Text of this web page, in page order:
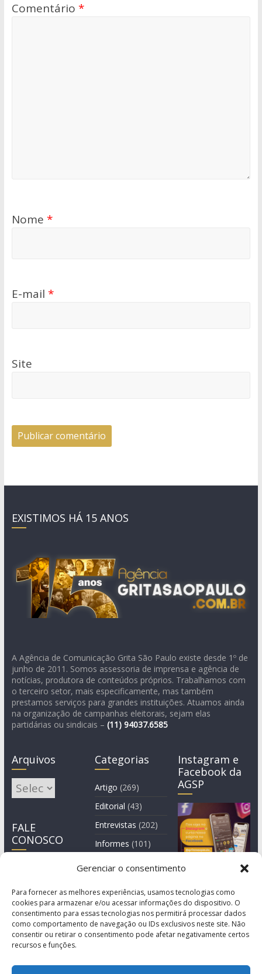
Gerenciar o consentimento
Para fornecer as melhores experiências, usamos tecnologias como
cookies para armazenar e/ou acessar informações do dispositivo. O
consentimento para essas tecnologias nos permitirá processar dados
como comportamento de navegação ou IDs exclusivos neste site. Não
consentir ou retirar o consentimento pode afetar negativamente certos
recursos e funções.
Comentário *
Nome *
E-mail *
Site
EXISTIMOS HÁ 15 ANOS
A Agência de Comunicação Grita São Paulo existe desde 1º de
junho de 2011. Somos assessoria de imprensa e agência de
notícias, produtora de conteúdos próprios. Trabalhamos com
o terceiro setor, mais especificamente, mas também
prestamos serviços para grandes instituições. Atuamos ainda
na organização de campanhas eleitorais, sejam elas
partidárias ou sindicais – (11) 94037.6585
Arquivos
Arquivos
FALE
CONOSCO
Categorias
Artigo (269)
Editorial (43)
Entrevistas (202)
Informes (101)
Instagram e
Facebook da
AGSP